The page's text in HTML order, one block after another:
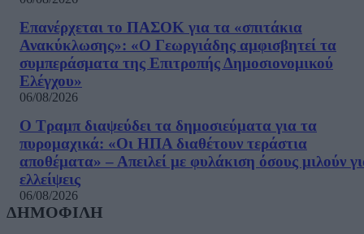
Επανέρχεται το ΠΑΣΟΚ για τα «σπιτάκια
Ανακύκλωσης»: «Ο Γεωργιάδης αμφισβητεί τα
συμπεράσματα της Επιτροπής Δημοσιονομικού
Ελέγχου»
06/08/2026
Ο Τραμπ διαψεύδει τα δημοσιεύματα για τα
πυρομαχικά: «Οι ΗΠΑ διαθέτουν τεράστια
αποθέματα» – Απειλεί με φυλάκιση όσους μιλούν
ελλείψεις
06/08/2026
ΔΗΜΟΦΙΛΗ